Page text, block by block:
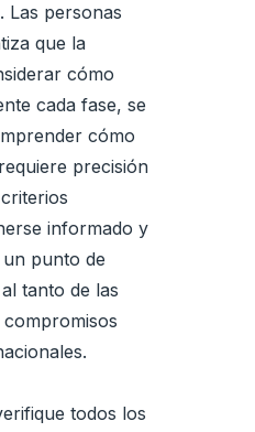
Las personas
que la
cómo
cada fase, se
cómo
precisión
informado y
punto de
tanto de las
todos los